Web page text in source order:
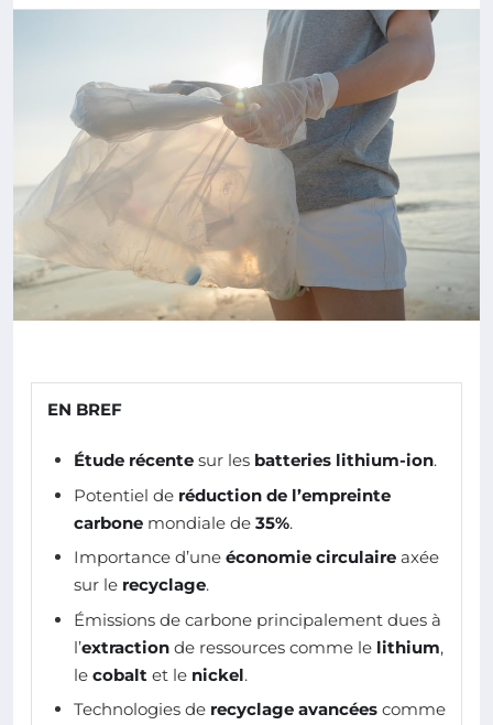
EN BREF
Étude récente sur les batteries lithium-ion.
Potentiel de réduction de l’empreinte
carbone mondiale de 35%.
Importance d’une économie circulaire axée
sur le recyclage.
Émissions de carbone principalement dues à
l’extraction de ressources comme le lithium,
le cobalt et le nickel.
Technologies de recyclage avancées comme